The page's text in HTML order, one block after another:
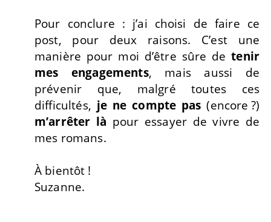
Pour conclure : j’ai choisi de faire ce
post, pour deux raisons. C’est une
manière pour moi d’être sûre detenir
mes engagements, mais aussi de
prévenir que, malgré toutes ces
difficultés, je ne compte pas (encore ?)
m’arrêter là pour essayer de vivre de
mes romans.
À bientôt !
Suzanne.